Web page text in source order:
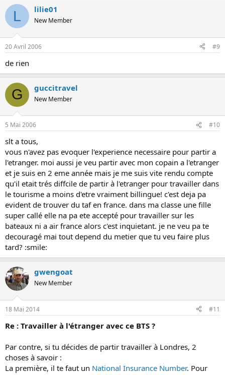
L lilie01
New Member
20 Avril 2006 #9
de rien
G guccitravel
New Member
5 Mai 2006 #10
slt a tous,
vous n'avez pas evoquer l'experience necessaire pour partir a
l'etranger. moi aussi je veu partir avec mon copain a l'etranger
et je suis en 2 eme année mais je me suis vite rendu compte
qu'il etait trés diffcile de partir à l'etranger pour travailler dans
le tourisme a moins d'etre vraiment billingue! c'est deja pa
evident de trouver du taf en france. dans ma classe une fille
super callé elle na pa ete accepté pour travailler sur les
bateaux ni a air france alors c'est inquietant. je ne veu pa te
decouragé mai tout depend du metier que tu veu faire plus
tard? :smile:
gwengoat
New Member
18 Mai 2014 #11
Re : Travailler à l'étranger avec ce BTS ?
Par contre, si tu décides de partir travailler à Londres, 2
choses à savoir :
La première, il te faut un National Insurance Number. Pour